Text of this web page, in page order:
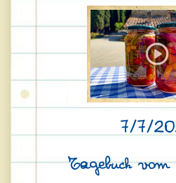
7/7/
Tagebuch vom